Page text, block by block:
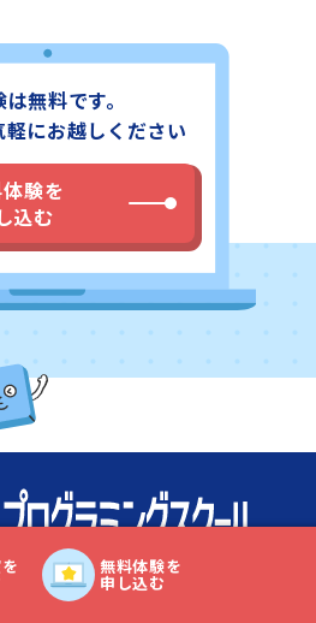
えて最寄り駅からの地図と経路写
体験も随時実施しておりますので
」すぐのスタープログラミングス
無料です。
軽にお越しください
験を
込む
無料体験を
申し込む
関西 06-6263-4123